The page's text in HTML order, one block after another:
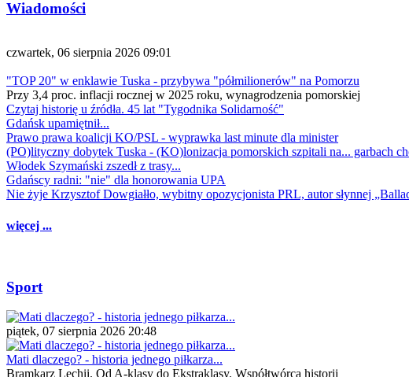
Wiadomości
czwartek, 06 sierpnia 2026 09:01
"TOP 20" w enklawie Tuska - przybywa "półmilionerów" na Pomorzu
Przy 3,4 proc. inflacji rocznej w 2025 roku, wynagrodzenia pomorskiej
Czytaj historię u źródła. 45 lat "Tygodnika Solidarność"
Gdańsk upamiętnił...
Prawo prawa koalicji KO/PSL - wyprawka last minute dla minister
(PO)lityczny dobytek Tuska - (KO)lonizacja pomorskich szpitali na... garbach
Włodek Szymański zszedł z trasy...
Gdańscy radni: "nie" dla honorowania UPA
Nie żyje Krzysztof Dowgiałło, wybitny opozycjonista PRL, autor słynnej
więcej ...
Sport
piątek, 07 sierpnia 2026 20:48
Mati dlaczego? - historia jednego piłkarza...
Bramkarz Lechii. Od A-klasy do Ekstraklasy. Współtwórca historii